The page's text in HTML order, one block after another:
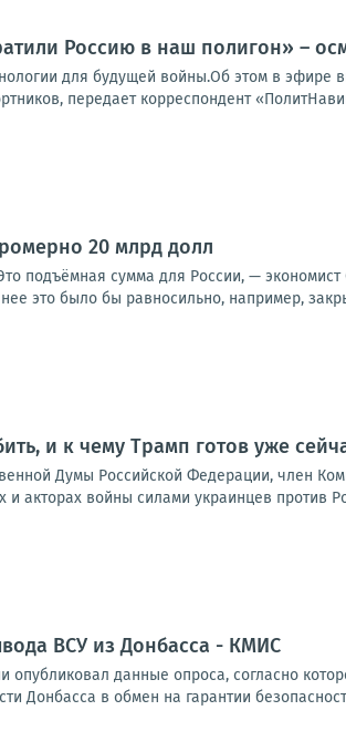
Россию в наш полигон» –
для будущей войны.Об этом в эфире
передает корреспондент
20 млрд долл
подъёмная сумма для России, —
это было бы равносильно, например,
и к чему Трамп готов уже
Думы Российской Федерации, член
акторах войны силами украинцев против
ВСУ из Донбасса - КМИС
опубликовал данные опроса, согласно
Донбасса в обмен на гарантии